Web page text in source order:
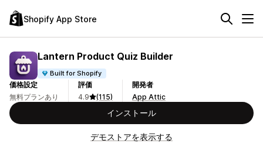
Shopify App Store
Lantern Product Quiz Builder
Built for Shopify
価格設定
無料プランあり
評価
4.9
(115)
開発者
App Attic
インストール
デモストアを表示する